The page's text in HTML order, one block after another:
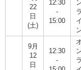
22
日
(土)
12:30
-
15:00
ラ
イ
9月
12
日
12:30
-
ラ